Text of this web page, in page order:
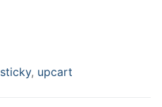
sticky, upcart